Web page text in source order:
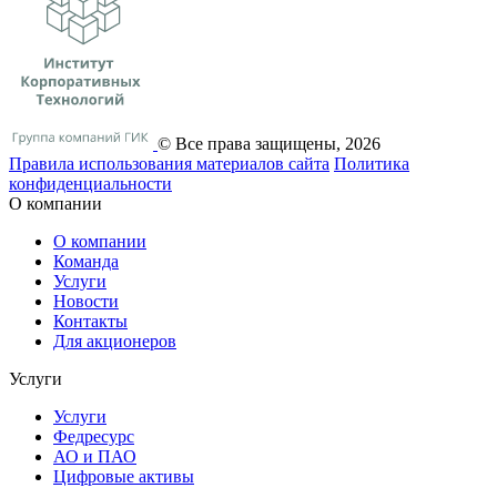
© Все права защищены, 2026
Правила использования материалов сайта Политика
конфиденциальности
О компании
О компании
Команда
Услуги
Новости
Контакты
Для акционеров
Услуги
Услуги
Федресурс
АО и ПАО
Цифровые активы